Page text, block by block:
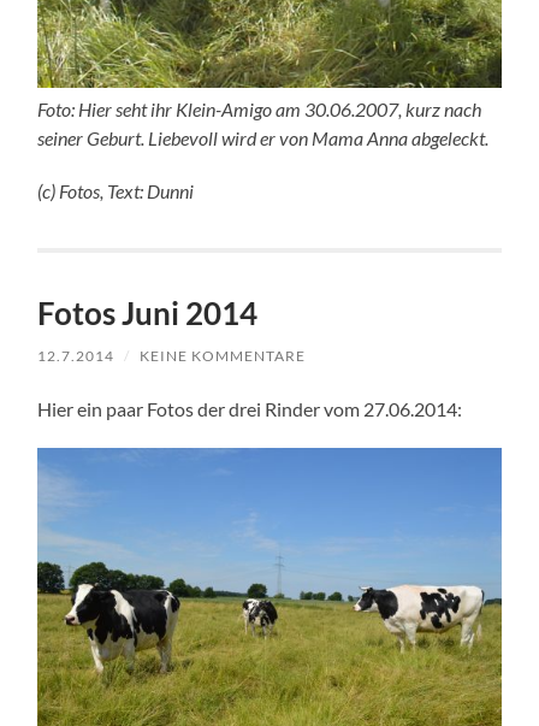
Foto: Hier seht ihr Klein-Amigo am 30.06.2007, kurz nach
seiner Geburt. Liebevoll wird er von Mama Anna abgeleckt.
(c) Fotos, Text: Dunni
Fotos Juni 2014
12.7.2014 / KEINE KOMMENTARE
Hier ein paar Fotos der drei Rinder vom 27.06.2014: